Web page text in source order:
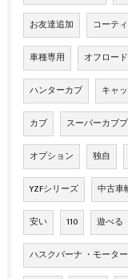
お友達追加 コーテ
車種専用 オフロー
ハンターカブ キャ
カブ スーパーカブ
オプション 独自
YZFシリーズ 中古車
安い 110 遊べる
ハスクバーナ ・モータ